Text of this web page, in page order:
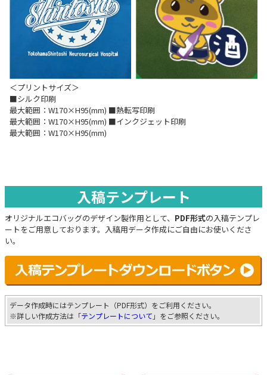
＜プリントサイズ＞
■シルク印刷
最大範囲：W170×H95(mm) ■熱転写印刷
最大範囲：W170×H95(mm) ■インクジェット印刷
最大範囲：W170×H95(mm)
入稿テンプレート
オリジナルエコバッグのデザイン製作用として、 PDF形式の入稿テンプレ
ートをご用意しております。入稿用データ作成にご自由にお使いくださ
い。
データ作成時にはテンプレート（PDF形式）をご利用ください。
※詳しい作成方法は「テンプレートについて 」をご参照ください。